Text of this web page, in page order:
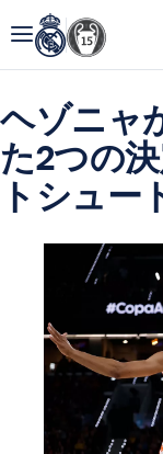
ヘゾニャ
た2つの
トシュー